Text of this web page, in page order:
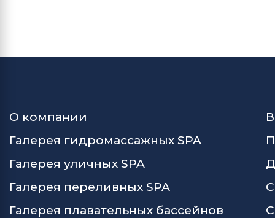
О компании
Галерея гидромассажных SPA
Галерея уличных SPA
Галерея переливных SPA
Галерея плавательных бассейнов